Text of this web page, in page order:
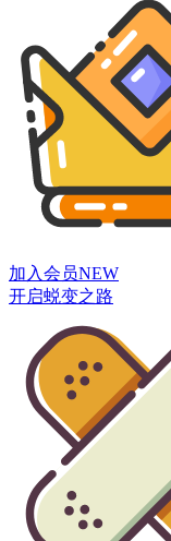
加入会员NEW
开启蜕变之路